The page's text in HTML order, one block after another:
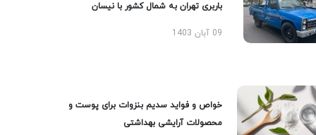
باربری تهران به شمال کشور با نیسان
09 آبان 1403
خواص و فواید سدیم بنزوات برای پوست و
محصولات آرایشی بهداشتی